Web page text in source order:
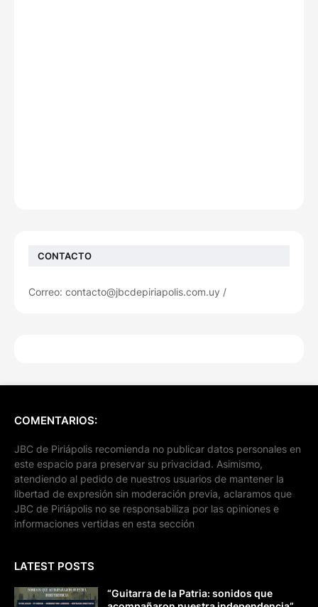
CONTACTO
Correo: contacto@jbcdepiriapolis.com.uy /
COMENTARIOS:
JBC de Piriápolis recomienda no publicar datos personales en
este espacio para preservar su privacidad. Asimismo,
atendiendo al pedido de nuestros usuarios de mantener la
libertad de expresión sin moderación previa, aclaramos que
JBC de Piriápolis no se responsabiliza por las opiniones e
informaciones vertidas en esta sección
LATEST POSTS
“Guitarra de la Patria: sonidos que